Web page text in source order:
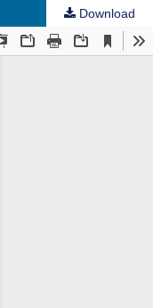
Download